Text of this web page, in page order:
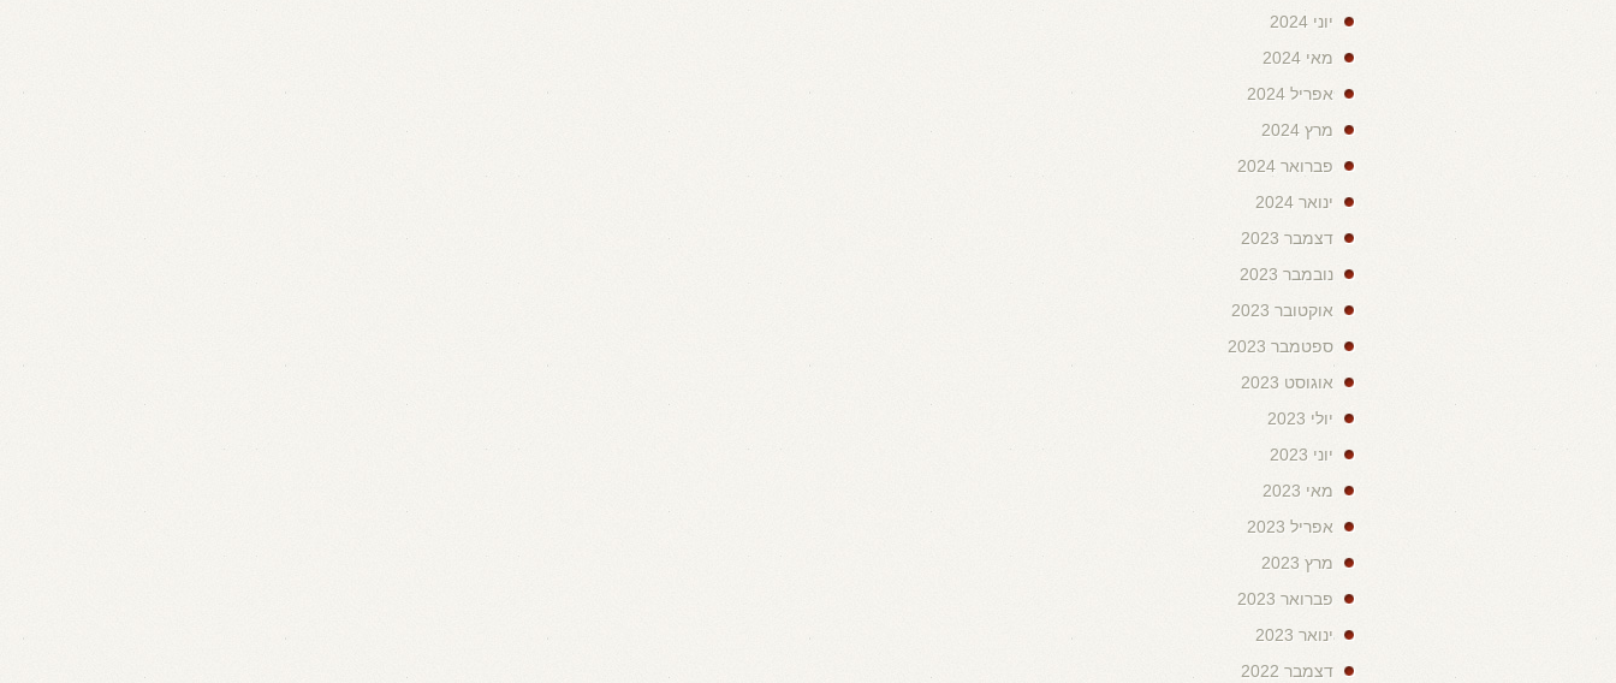
יוני 2024
מאי 2024
אפריל 2024
מרץ 2024
פברואר 2024
ינואר 2024
דצמבר 2023
נובמבר 2023
אוקטובר 2023
ספטמבר 2023
אוגוסט 2023
יולי 2023
יוני 2023
מאי 2023
אפריל 2023
מרץ 2023
פברואר 2023
ינואר 2023
דצמבר 2022